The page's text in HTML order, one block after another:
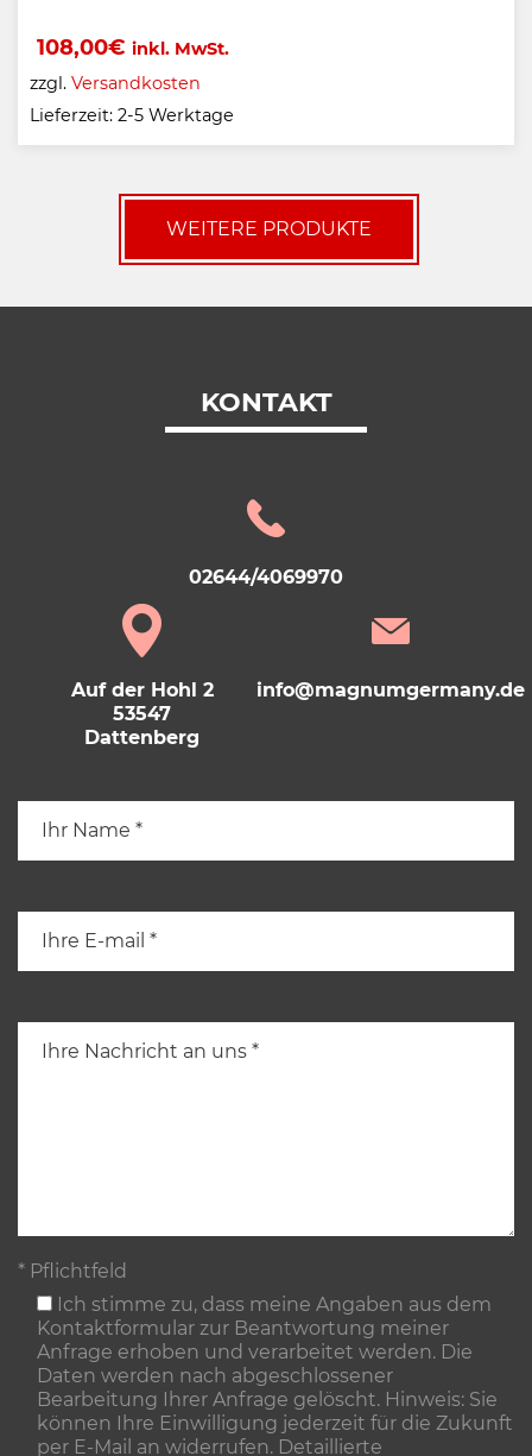
108,00€ inkl. MwSt.
zzgl. Versandkosten
Lieferzeit: 2-5 Werktage
WEITERE PRODUKTE
KONTAKT
02644/4069970
Auf der Hohl 2
53547
Dattenberg
info@magnumgermany.de
* Pflichtfeld
Ich stimme zu, dass meine Angaben aus dem
Kontaktformular zur Beantwortung meiner
Anfrage erhoben und verarbeitet werden. Die
Daten werden nach abgeschlossener
Bearbeitung Ihrer Anfrage gelöscht. Hinweis: Sie
können Ihre Einwilligung jederzeit für die Zukunft
per E-Mail an widerrufen. Detaillierte